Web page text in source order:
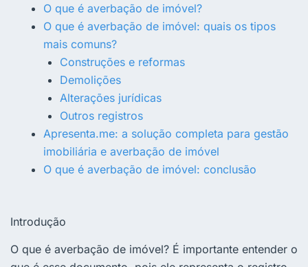
O que é averbação de imóvel?
O que é averbação de imóvel: quais os tipos
mais comuns?
Construções e reformas
Demolições
Alterações jurídicas
Outros registros
Apresenta.me: a solução completa para gestão
imobiliária e averbação de imóvel
O que é averbação de imóvel: conclusão
Introdução
O que é averbação de imóvel? É importante entender o